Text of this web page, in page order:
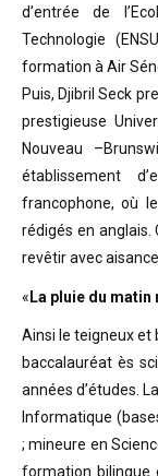
d’entrée de
Technologie
formation à Air
Puis, Djibril Seck
prestigieuse
Nouveau
établissement
francophone, où
rédigés en anglais.
revêtir avec
«La pluie du matin
Ainsi le teigneux et
baccalauréat ès
années d’études.
Informatique
; mineure en
formation bilingue